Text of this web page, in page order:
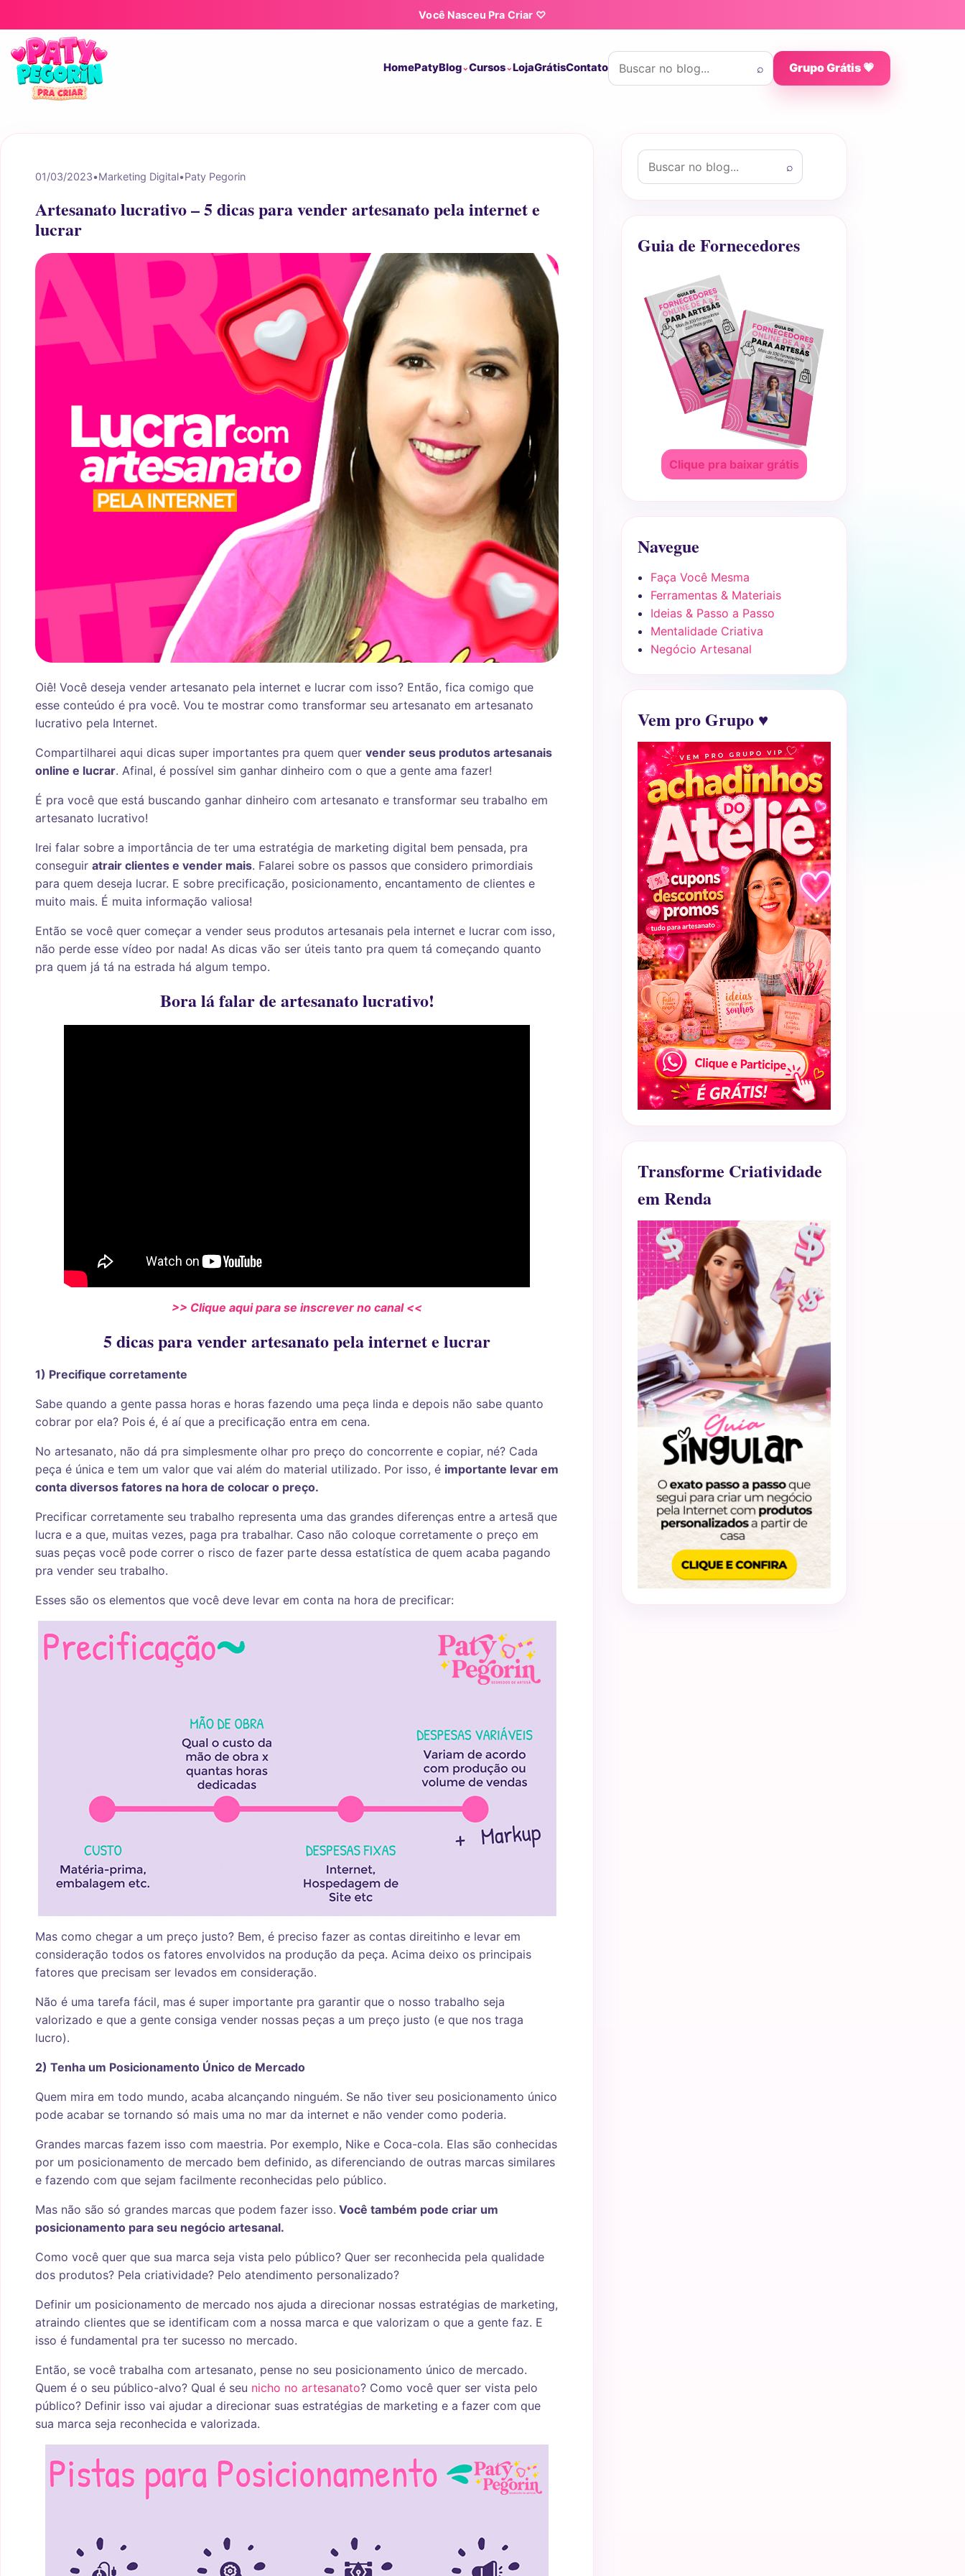
Você Nasceu Pra Criar ♡
HomePatyBlog Cursos LojaGrátisContato
Buscar por:
⌕ Grupo Grátis 💗
01/03/2023•Marketing Digital•Paty Pegorin
Artesanato lucrativo – 5 dicas para vender artesanato pela internet e
lucrar
Oiê! Você deseja vender artesanato pela internet e lucrar com isso? Então, fica comigo que
esse conteúdo é pra você. Vou te mostrar como transformar seu artesanato em artesanato
lucrativo pela Internet.
Compartilharei aqui dicas super importantes pra quem quer vender seus produtos artesanais
online e lucrar. Afinal, é possível sim ganhar dinheiro com o que a gente ama fazer!
É pra você que está buscando ganhar dinheiro com artesanato e transformar seu trabalho em
artesanato lucrativo!
Irei falar sobre a importância de ter uma estratégia de marketing digital bem pensada, pra
conseguir atrair clientes e vender mais. Falarei sobre os passos que considero primordiais
para quem deseja lucrar. E sobre precificação, posicionamento, encantamento de clientes e
muito mais. É muita informação valiosa!
Então se você quer começar a vender seus produtos artesanais pela internet e lucrar com isso,
não perde esse vídeo por nada! As dicas vão ser úteis tanto pra quem tá começando quanto
pra quem já tá na estrada há algum tempo.
Bora lá falar de artesanato lucrativo!
>> Clique aqui para se inscrever no canal <<
5 dicas para vender artesanato pela internet e lucrar
1) Precifique corretamente
Sabe quando a gente passa horas e horas fazendo uma peça linda e depois não sabe quanto
cobrar por ela? Pois é, é aí que a precificação entra em cena.
No artesanato, não dá pra simplesmente olhar pro preço do concorrente e copiar, né? Cada
peça é única e tem um valor que vai além do material utilizado. Por isso, é importante levar em
conta diversos fatores na hora de colocar o preço.
Precificar corretamente seu trabalho representa uma das grandes diferenças entre a artesã que
lucra e a que, muitas vezes, paga pra trabalhar. Caso não coloque corretamente o preço em
suas peças você pode correr o risco de fazer parte dessa estatística de quem acaba pagando
pra vender seu trabalho.
Esses são os elementos que você deve levar em conta na hora de precificar:
Mas como chegar a um preço justo? Bem, é preciso fazer as contas direitinho e levar em
consideração todos os fatores envolvidos na produção da peça. Acima deixo os principais
fatores que precisam ser levados em consideração.
Não é uma tarefa fácil, mas é super importante pra garantir que o nosso trabalho seja
valorizado e que a gente consiga vender nossas peças a um preço justo (e que nos traga
lucro).
2) Tenha um Posicionamento Único de Mercado
Quem mira em todo mundo, acaba alcançando ninguém. Se não tiver seu posicionamento único
pode acabar se tornando só mais uma no mar da internet e não vender como poderia.
Grandes marcas fazem isso com maestria. Por exemplo, Nike e Coca-cola. Elas são conhecidas
por um posicionamento de mercado bem definido, as diferenciando de outras marcas similares
e fazendo com que sejam facilmente reconhecidas pelo público.
Mas não são só grandes marcas que podem fazer isso. Você também pode criar um
posicionamento para seu negócio artesanal.
Como você quer que sua marca seja vista pelo público? Quer ser reconhecida pela qualidade
dos produtos? Pela criatividade? Pelo atendimento personalizado?
Definir um posicionamento de mercado nos ajuda a direcionar nossas estratégias de marketing,
atraindo clientes que se identificam com a nossa marca e que valorizam o que a gente faz. E
isso é fundamental pra ter sucesso no mercado.
Então, se você trabalha com artesanato, pense no seu posicionamento único de mercado.
Quem é o seu público-alvo? Qual é seu nicho no artesanato? Como você quer ser vista pelo
público? Definir isso vai ajudar a direcionar suas estratégias de marketing e a fazer com que
sua marca seja reconhecida e valorizada.
Buscar por:
⌕
Guia de Fornecedores
Clique pra baixar grátis
Navegue
Faça Você Mesma
Ferramentas & Materiais
Ideias & Passo a Passo
Mentalidade Criativa
Negócio Artesanal
Vem pro Grupo ♥
Transforme Criatividade
em Renda